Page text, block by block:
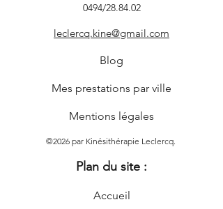
0494/28.84.02
leclercq.kine@gmail.com
Blog
Mes prestations par ville
Mentions légales
©2026 par Kinésithérapie Leclercq.
Plan du site :
Accueil